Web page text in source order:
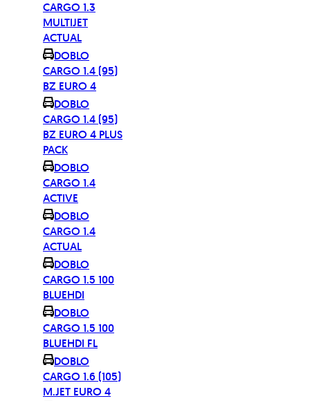
CARGO 1.3
MULTIJET
ACTUAL
DOBLO
CARGO 1.4 (95)
BZ EURO 4
DOBLO
CARGO 1.4 (95)
BZ EURO 4 PLUS
PACK
DOBLO
CARGO 1.4
ACTIVE
DOBLO
CARGO 1.4
ACTUAL
DOBLO
CARGO 1.5 100
BLUEHDI
DOBLO
CARGO 1.5 100
BLUEHDI FL
DOBLO
CARGO 1.6 (105)
M.JET EURO 4